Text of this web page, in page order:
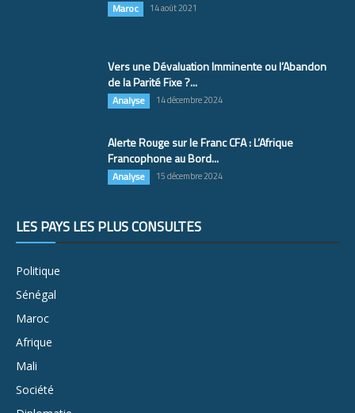
Maroc 14 août 2021
Vers une Dévaluation Imminente ou l’Abandon
de la Parité Fixe ?...
Analyse 14 décembre 2024
Alerte Rouge sur le Franc CFA : L’Afrique
Francophone au Bord...
Analyse 15 décembre 2024
LES PAYS LES PLUS CONSULTÉS
Politique
Sénégal
Maroc
Afrique
Mali
Société